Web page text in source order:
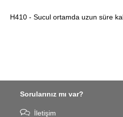
H410 - Sucul ortamda uzun süre
Sorularınız mı var?
İletişim